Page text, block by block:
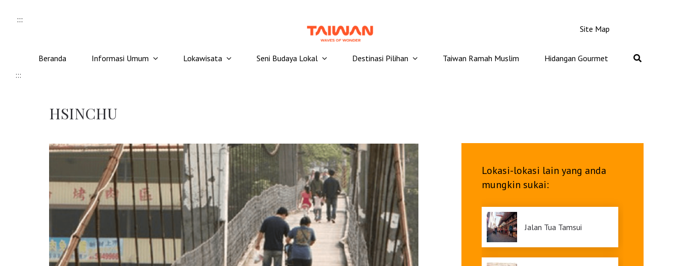
:::
Site Map
Beranda Informasi Umum Lokawisata Seni Budaya Lokal Destinasi Pilihan Taiwan Ramah Muslim
Hidangan Gourmet
:::
HSINCHU
Lokasi-lokasi lain yang anda
mungkin sukai:
Jalan Tua Tamsui